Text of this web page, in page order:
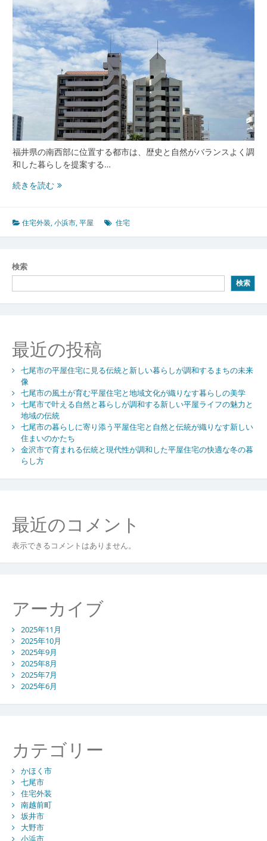
福井県の南西部に位置する都市は、歴史と自然がバランスよく調
和した暮らしを提案する…
続きを読む小
で
紡
和
す
る
し
い
暮
ら
し
住宅外装,小浜市,平屋 住宅
検索
検索
最近の投稿
七尾市の平屋住宅に見る伝統と新しい暮らしが調和するまちの未来
像
七尾市の風土が育む平屋住宅と地域文化が織りなす暮らしの美学
七尾市で叶える自然と暮らしが調和する新しい平屋ライフの魅力と
地域の伝統
七尾市の暮らしに寄り添う平屋住宅と自然と伝統が織りなす新しい
住まいのかたち
金沢市で育まれる伝統と現代性が調和した平屋住宅の快適な冬の暮
らし方
最近のコメント
表示できるコメントはありません。
アーカイブ
2025年11月
2025年10月
2025年9月
2025年8月
2025年7月
2025年6月
カテゴリー
かほく市
七尾市
住宅外装
南越前町
坂井市
大野市
小浜市